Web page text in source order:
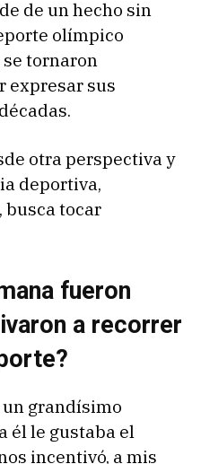
de un hecho sin
olímpico
tornaron
expresar sus
otra perspectiva y
deportiva,
busca tocar
fueron
a recorrer
grandísimo
él le gustaba el
incentivó, a mis